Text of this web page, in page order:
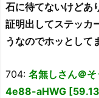
石に待てないけどあ
証明出してステッカ
うなのでホッとして
704: 名無しさん＠
4e88-aHWG